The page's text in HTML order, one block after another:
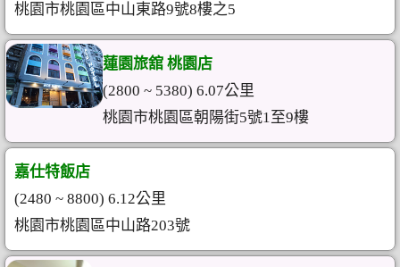
桃園市桃園區中山東路9號8樓之5
蓮園旅舘 桃園店
(2800 ~ 5380) 6.07公里
桃園市桃園區朝陽街5號1至9樓
嘉仕特飯店
(2480 ~ 8800) 6.12公里
桃園市桃園區中山路203號